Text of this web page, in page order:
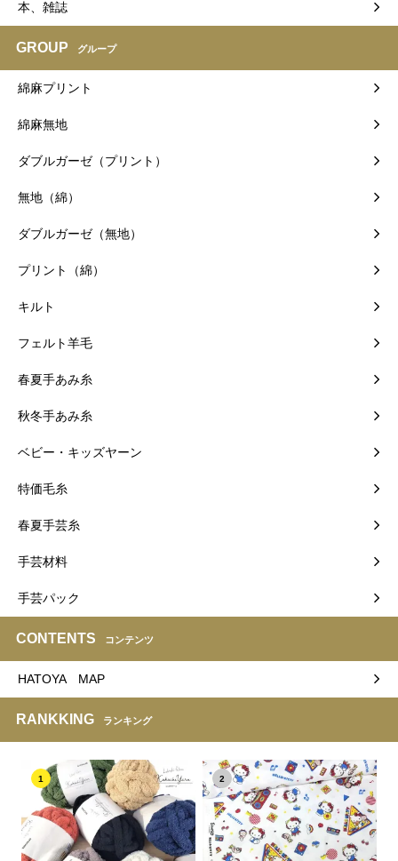
本、雑誌
GROUP グループ
綿麻プリント
綿麻無地
ダブルガーゼ（プリント）
無地（綿）
ダブルガーゼ（無地）
プリント（綿）
キルト
フェルト羊毛
春夏手あみ糸
秋冬手あみ糸
ベビー・キッズヤーン
特価毛糸
春夏手芸糸
手芸材料
手芸パック
CONTENTS コンテンツ
HATOYA MAP
RANKKING ランキング
1 2